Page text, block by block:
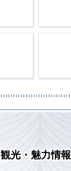
観光・魅力情報